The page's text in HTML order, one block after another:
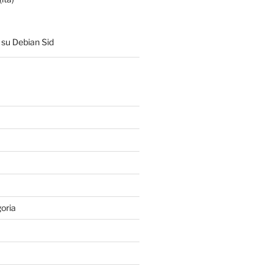
Debian Sid